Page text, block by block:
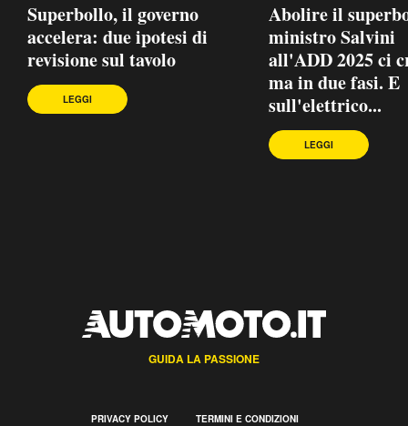
Superbollo, il governo
accelera: due ipotesi di
revisione sul tavolo
LEGGI
Abolire il
ministro Salvini
all'ADD 2025 ci
ma in due fasi. E
sull'elettrico...
LEGGI
GUIDA LA PASSIONE
PRIVACY POLICY TERMINI E CONDIZIONI